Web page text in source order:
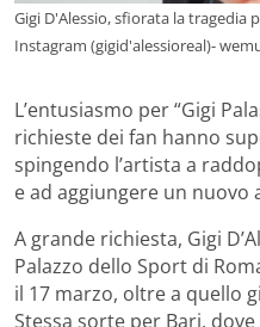
Gigi D'Alessio, sfiorata la tragedia
Instagram (gigid'alessioreal)-
L’entusiasmo per “Gigi
richieste dei fan hanno
spingendo l’artista a
e ad aggiungere un nuovo
A grande richiesta, Gigi
Palazzo dello Sport di
il 17 marzo, oltre a quello
Stessa sorte per Bari,